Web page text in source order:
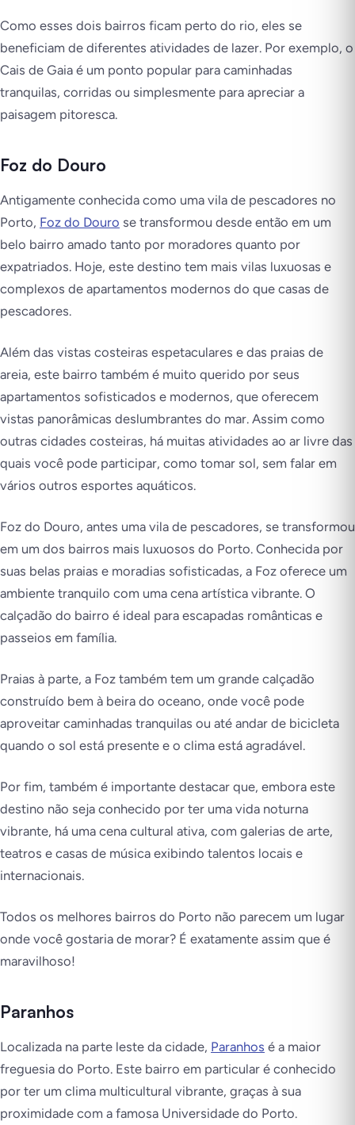
Como esses dois bairros ficam perto do rio, eles se
beneficiam de diferentes atividades de lazer. Por exemplo, o
Cais de Gaia é um ponto popular para caminhadas
tranquilas, corridas ou simplesmente para apreciar a
paisagem pitoresca.
Foz do Douro
Antigamente conhecida como uma vila de pescadores no
Porto, Foz do Douro se transformou desde então em um
belo bairro amado tanto por moradores quanto por
expatriados. Hoje, este destino tem mais vilas luxuosas e
complexos de apartamentos modernos do que casas de
pescadores.
Além das vistas costeiras espetaculares e das praias de
areia, este bairro também é muito querido por seus
apartamentos sofisticados e modernos, que oferecem
vistas panorâmicas deslumbrantes do mar. Assim como
outras cidades costeiras, há muitas atividades ao ar livre das
quais você pode participar, como tomar sol, sem falar em
vários outros esportes aquáticos.
Foz do Douro, antes uma vila de pescadores, se transformou
em um dos bairros mais luxuosos do Porto. Conhecida por
suas belas praias e moradias sofisticadas, a Foz oferece um
ambiente tranquilo com uma cena artística vibrante. O
calçadão do bairro é ideal para escapadas românticas e
passeios em família.
Praias à parte, a Foz também tem um grande calçadão
construído bem à beira do oceano, onde você pode
aproveitar caminhadas tranquilas ou até andar de bicicleta
quando o sol está presente e o clima está agradável.
Por fim, também é importante destacar que, embora este
destino não seja conhecido por ter uma vida noturna
vibrante, há uma cena cultural ativa, com galerias de arte,
teatros e casas de música exibindo talentos locais e
internacionais.
Todos os melhores bairros do Porto não parecem um lugar
onde você gostaria de morar? É exatamente assim que é
maravilhoso!
Paranhos
Localizada na parte leste da cidade, Paranhos é a maior
freguesia do Porto. Este bairro em particular é conhecido
por ter um clima multicultural vibrante, graças à sua
proximidade com a famosa Universidade do Porto.